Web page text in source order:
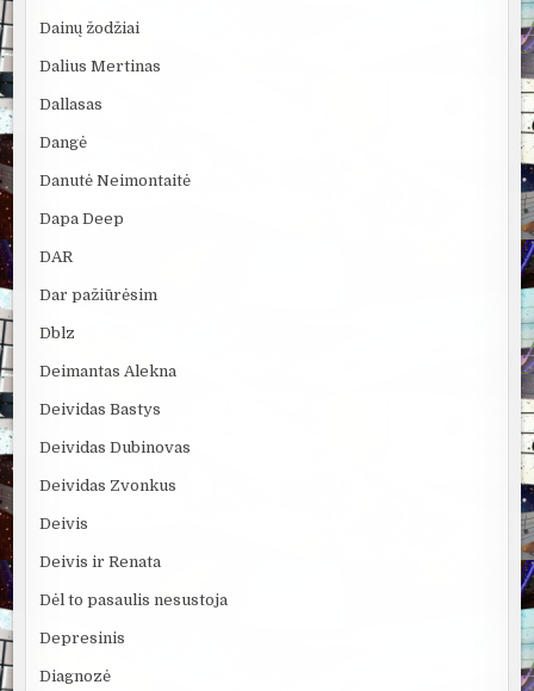
Dainų žodžiai
Dalius Mertinas
Dallasas
Dangė
Danutė Neimontaitė
Dapa Deep
DAR
Dar pažiūrėsim
Dblz
Deimantas Alekna
Deividas Bastys
Deividas Dubinovas
Deividas Zvonkus
Deivis
Deivis ir Renata
Dėl to pasaulis nesustoja
Depresinis
Diagnozė